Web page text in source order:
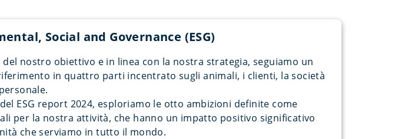
Social and Governance (ESG)
del nostro obiettivo e in linea con la nostra strategia, seguiamo un
in quattro parti incentrato sugli animali, i clienti, la società
ESG report 2024, esploriamo le otto ambizioni definite come
per la nostra attività, che hanno un impatto positivo significativo
che serviamo in tutto il mondo.